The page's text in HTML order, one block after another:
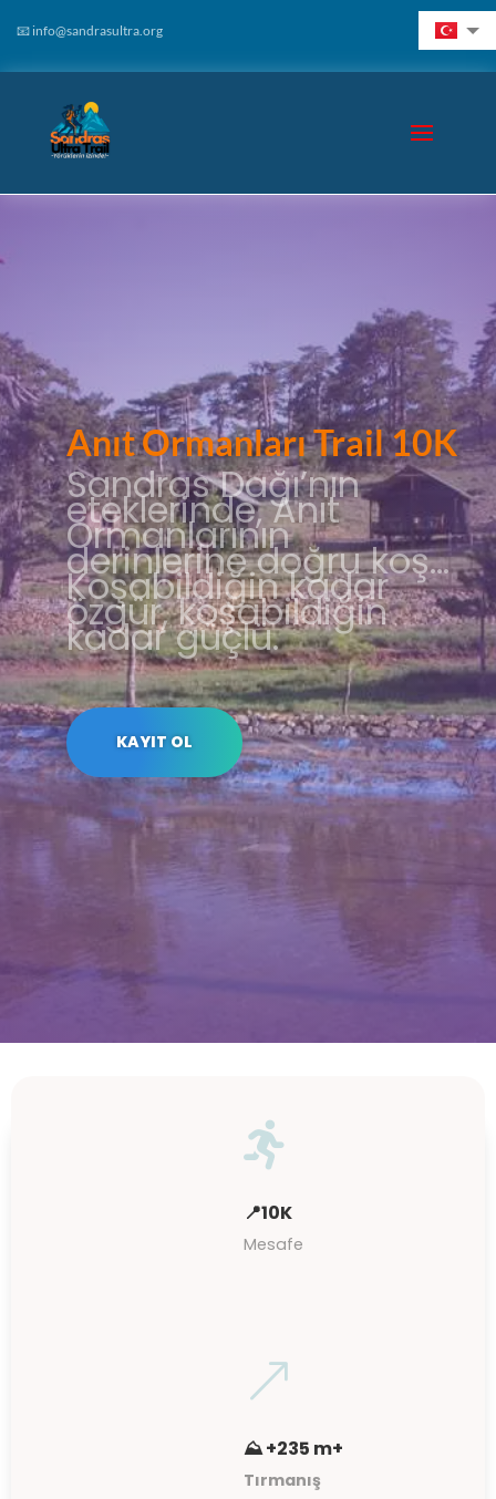
📧 info@sandrasultra.org
Anıt Ormanları Trail 10K
Sandras Dağı’nın
eteklerinde, Anıt
Ormanlarının
derinlerine doğru koş…
Koşabildiğin kadar
özgür, koşabildiğin
kadar güçlü.
KAYIT OL

📍10K
Mesafe
&
⛰ +235 m+
Tırmanış